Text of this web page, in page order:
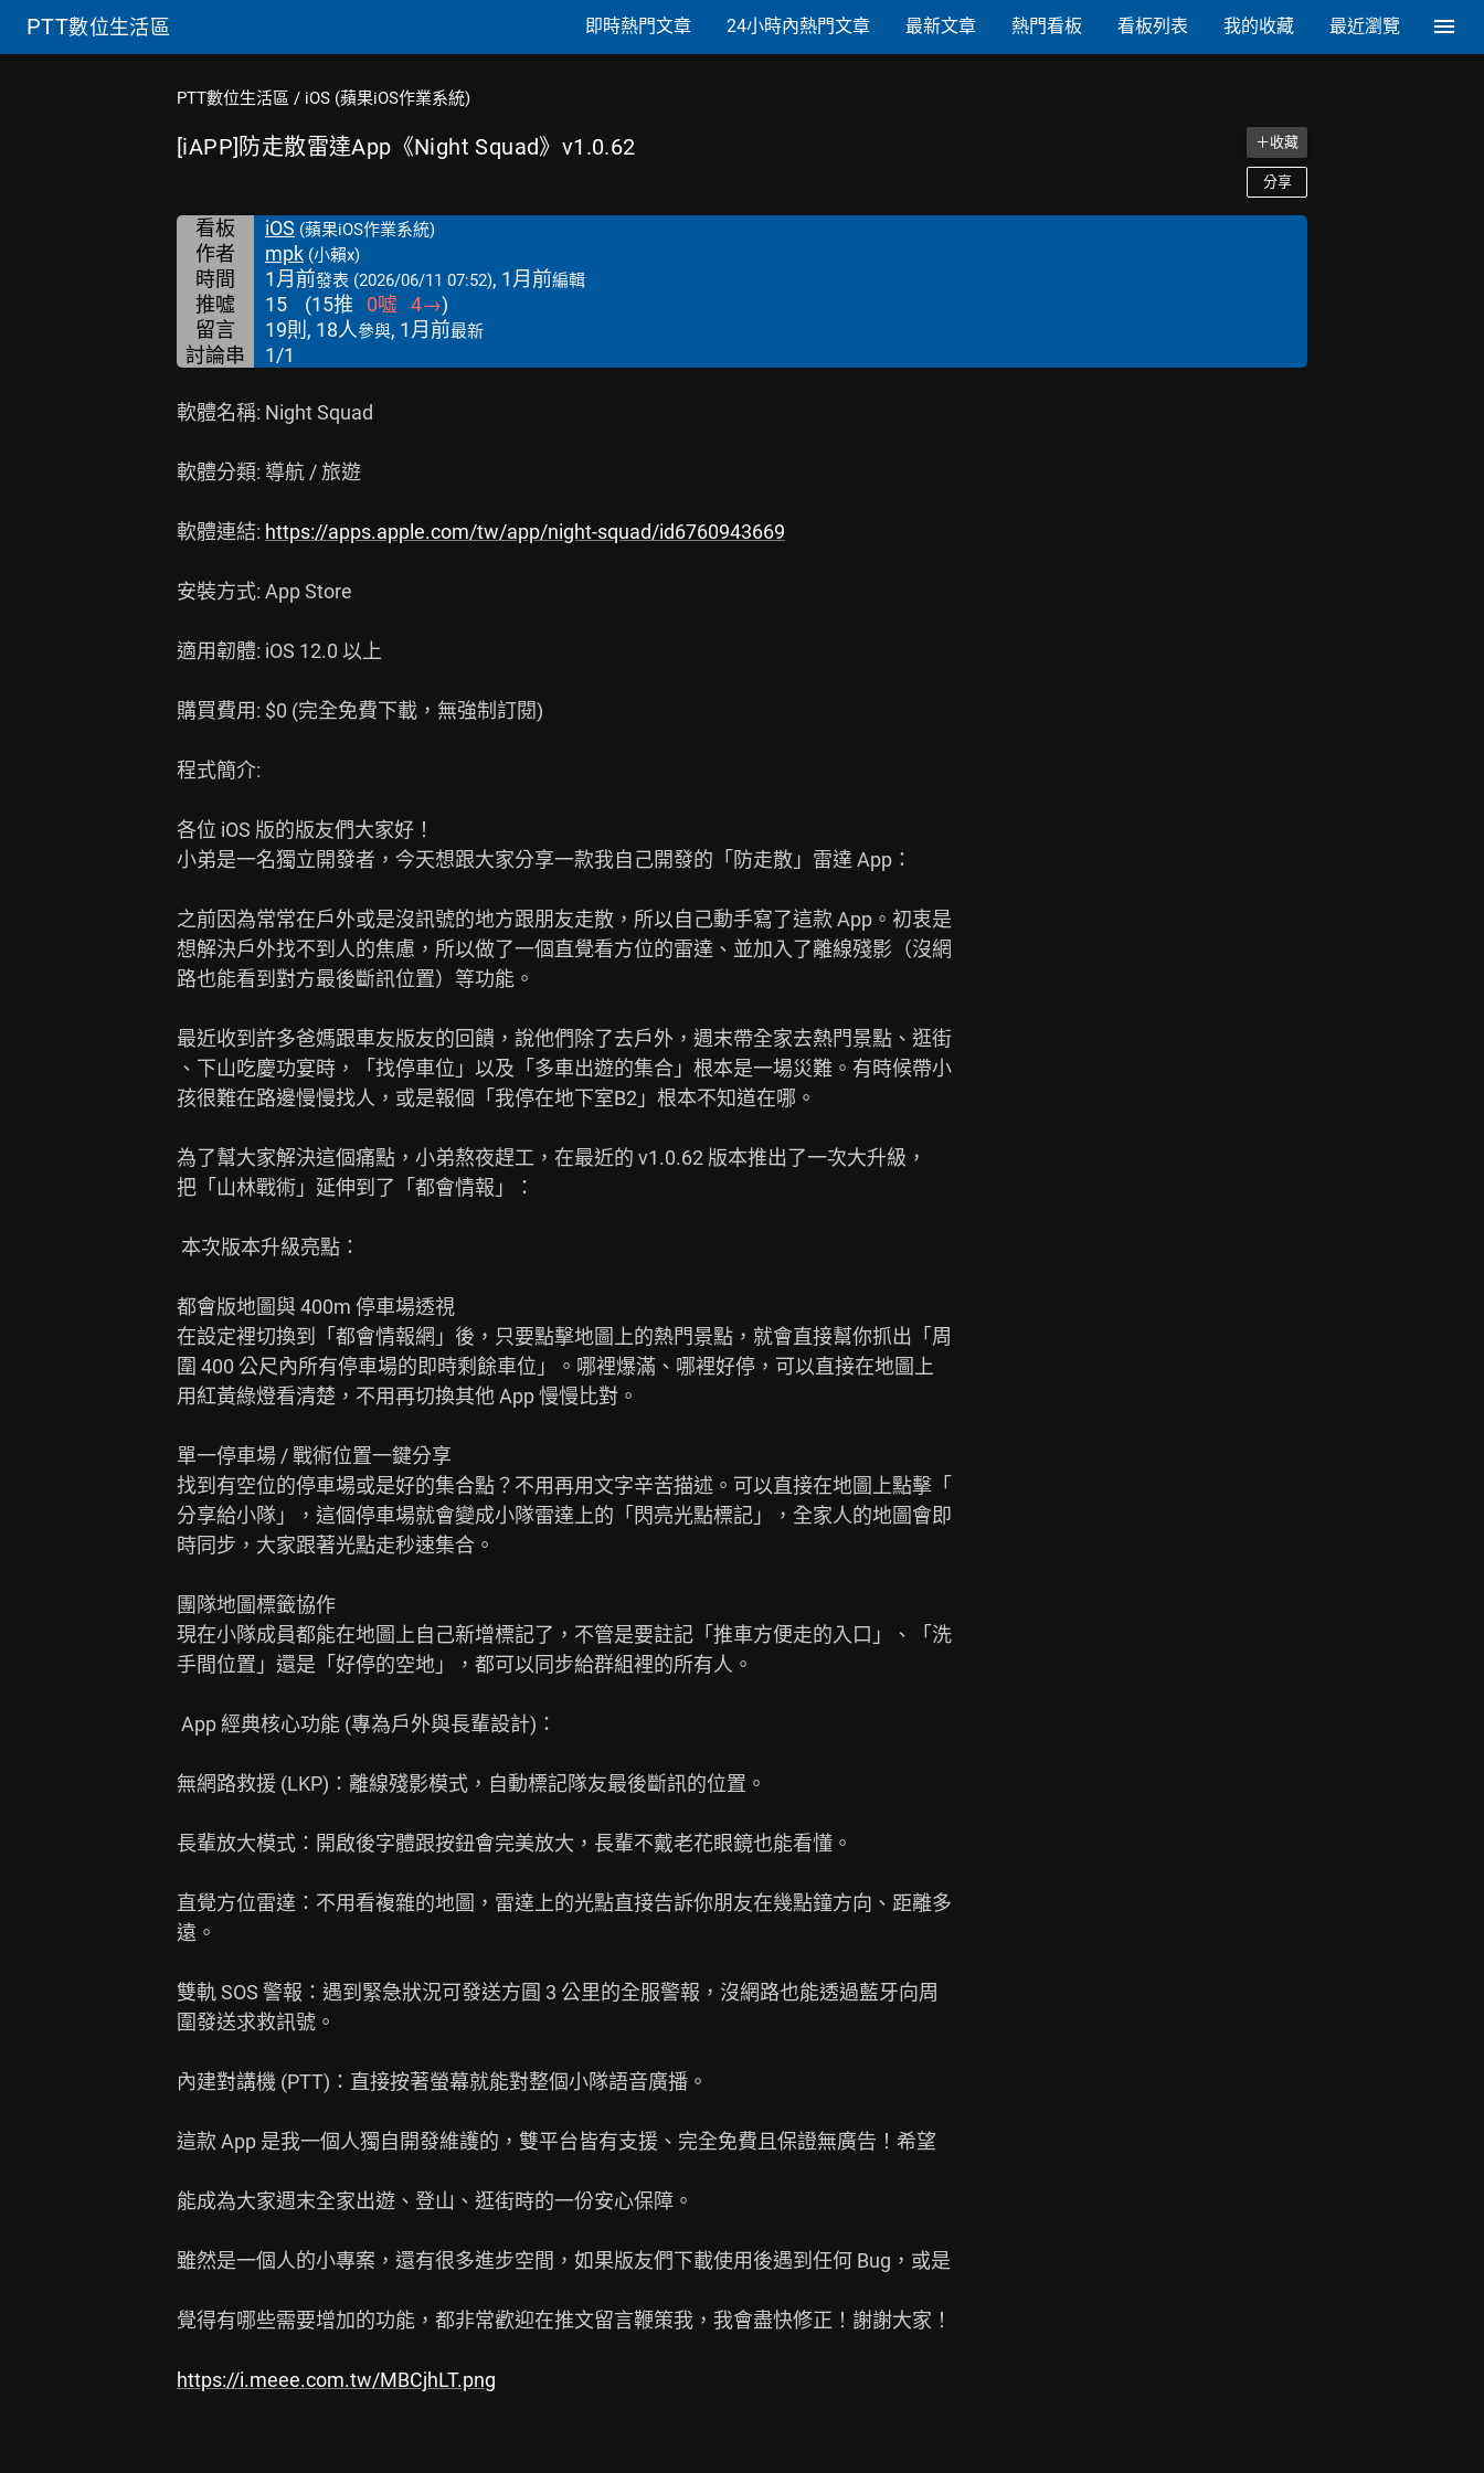
PTT數位生活區 即時熱門文章 24小時內熱門文章 最新文章 熱門看板 看板列表 我的收藏 最近瀏覽
PTT數位生活區 / iOS (蘋果iOS作業系統)
[iAPP]防走散雷達App《Night Squad》v1.0.62 ＋收藏
分享
看板 iOS (蘋果iOS作業系統)
作者 mpk (小賴x)
時間 1月前發表 (2026/06/11 07:52), 1月前編輯
推噓 15 (15推 0噓 4→)
留言
19則, 18人參與, 1月前最新
討論串 1/1
軟體名稱: Night Squad
軟體分類: 導航 / 旅遊
軟體連結: https://apps.apple.com/tw/app/night-squad/id6760943669
安裝方式: App Store
適用韌體: iOS 12.0 以上
購買費用: $0 (完全免費下載，無強制訂閱)
程式簡介:
各位 iOS 版的版友們大家好！
小弟是一名獨立開發者，今天想跟大家分享一款我自己開發的「防走散」雷達 App：
之前因為常常在戶外或是沒訊號的地方跟朋友走散，所以自己動手寫了這款 App。初衷是
想解決戶外找不到人的焦慮，所以做了一個直覺看方位的雷達、並加入了離線殘影（沒網
路也能看到對方最後斷訊位置）等功能。
最近收到許多爸媽跟車友版友的回饋，說他們除了去戶外，週末帶全家去熱門景點、逛街
、下山吃慶功宴時，「找停車位」以及「多車出遊的集合」根本是一場災難。有時候帶小
孩很難在路邊慢慢找人，或是報個「我停在地下室B2」根本不知道在哪。
為了幫大家解決這個痛點，小弟熬夜趕工，在最近的 v1.0.62 版本推出了一次大升級，
把「山林戰術」延伸到了「都會情報」：
都會版地圖與 400m 停車場透視
在設定裡切換到「都會情報網」後，只要點擊地圖上的熱門景點，就會直接幫你抓出「周
圍 400 公尺內所有停車場的即時剩餘車位」。哪裡爆滿、哪裡好停，可以直接在地圖上
用紅黃綠燈看清楚，不用再切換其他 App 慢慢比對。
單一停車場 / 戰術位置一鍵分享
找到有空位的停車場或是好的集合點？不用再用文字辛苦描述。可以直接在地圖上點擊「
分享給小隊」，這個停車場就會變成小隊雷達上的「閃亮光點標記」，全家人的地圖會即
時同步，大家跟著光點走秒速集合。
團隊地圖標籤協作
現在小隊成員都能在地圖上自己新增標記了，不管是要註記「推車方便走的入口」、「洗
手間位置」還是「好停的空地」，都可以同步給群組裡的所有人。
無網路救援 (LKP)：離線殘影模式，自動標記隊友最後斷訊的位置。
長輩放大模式：開啟後字體跟按鈕會完美放大，長輩不戴老花眼鏡也能看懂。
直覺方位雷達：不用看複雜的地圖，雷達上的光點直接告訴你朋友在幾點鐘方向、距離多
遠。
雙軌 SOS 警報：遇到緊急狀況可發送方圓 3 公里的全服警報，沒網路也能透過藍牙向周
圍發送求救訊號。
內建對講機 (PTT)：直接按著螢幕就能對整個小隊語音廣播。
這款 App 是我一個人獨自開發維護的，雙平台皆有支援、完全免費且保證無廣告！希望
能成為大家週末全家出遊、登山、逛街時的一份安心保障。
雖然是一個人的小專案，還有很多進步空間，如果版友們下載使用後遇到任何 Bug，或是
覺得有哪些需要增加的功能，都非常歡迎在推文留言鞭策我，我會盡快修正！謝謝大家！
https://i.meee.com.tw/MBCjhLT.png